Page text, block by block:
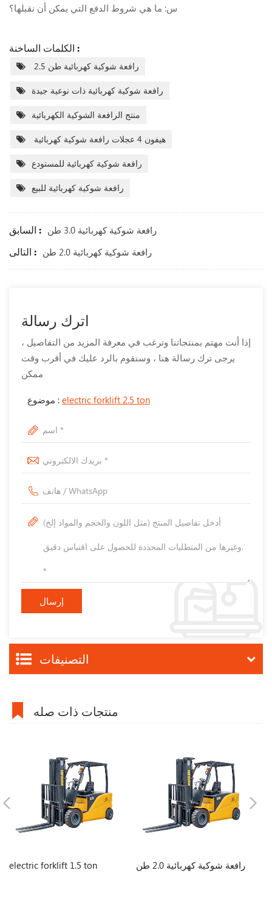
س: ما هي شروط الدفع التي يمكن أن نقبلها؟
الكلمات الساخنة :
2.5 رافعة شوكية كهربائية طن
رافعة شوكية كهربائية ذات نوعية جيدة
منتج الرافعة الشوكية الكهربائية
هيفون 4 عجلات رافعة شوكية كهربائية
رافعة شوكية كهربائية للمستودع
رافعة شوكية كهربائية للبيع
السابق : رافعة شوكية كهربائية 3.0 طن
التالى : رافعة شوكية كهربائية 2.0 طن
اترك رسالة
إذا أنت مهتم بمنتجاتنا وترغب في معرفة المزيد من التفاصيل ،
يرجى ترك رسالة هنا ، وسنقوم بالرد عليك في أقرب وقت
ممكن
موضوع : electric forklift 2.5 ton
التصنيفات
منتجات ذات صله
electric forklift 1.5 ton رافعة شوكية كهربائية 2.0 طن